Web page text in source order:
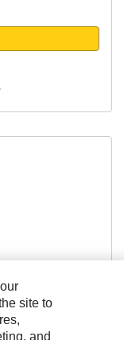
site to
and